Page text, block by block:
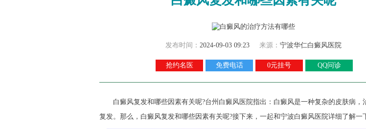
发布时间： 2024-09-03 09:23 来源： 宁波华仁白癜风医院
抢约名医 免费电话 0元挂号 QQ问诊
白癜风复发和哪些因素有关呢?台州白癜风医院指出：白癜风是一种复杂的皮肤病，
复发。那么，白癜风复发和哪些因素有关呢?接下来，一起和宁波白癜风医院详细了解一